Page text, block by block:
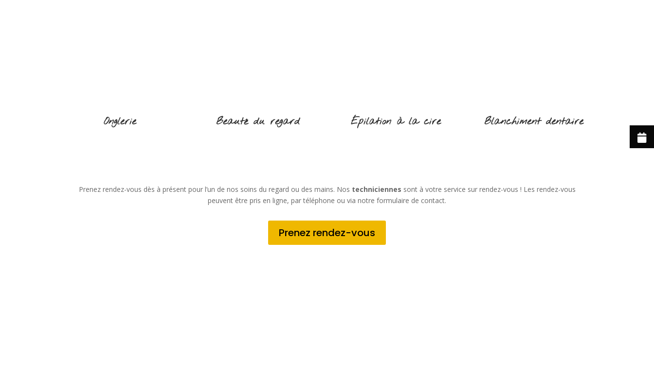
Onglerie Beauté du regard Épilation à la cire Blanchiment dentaire
Prenez rendez-vous dès à présent pour l’un de nos soins du regard ou des mains. Nos techniciennes sont à votre service sur rendez-vous ! Les rendez-vous
peuvent être pris en ligne, par téléphone ou via notre formulaire de contact.
Prenez rendez-vous